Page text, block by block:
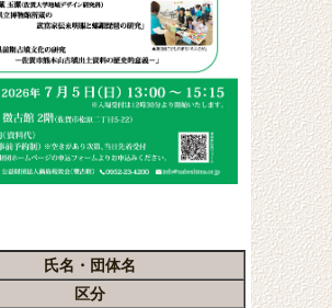
氏名・団体名
区分